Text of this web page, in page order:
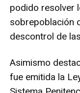
podido resolver
sobrepoblación
descontrol de
Asimismo
fue emitida la